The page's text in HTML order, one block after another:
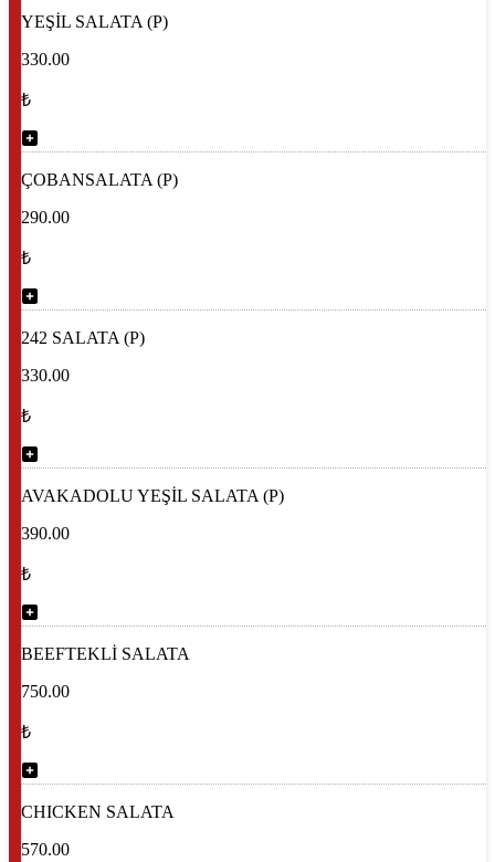
YEŞİL SALATA (P)
330.00
₺
ÇOBANSALATA (P)
290.00
₺
242 SALATA (P)
330.00
₺
AVAKADOLU YEŞİL SALATA (P)
390.00
₺
BEEFTEKLİ SALATA
750.00
₺
CHICKEN SALATA
570.00